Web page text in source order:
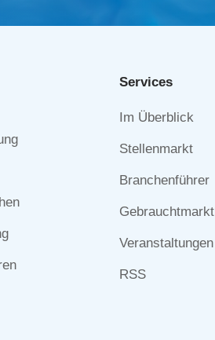
Services
Navigation
Im Überblick
Stellenmarkt
Branchenführer
Gebrauchtmarkt
Veranstaltungen
RSS